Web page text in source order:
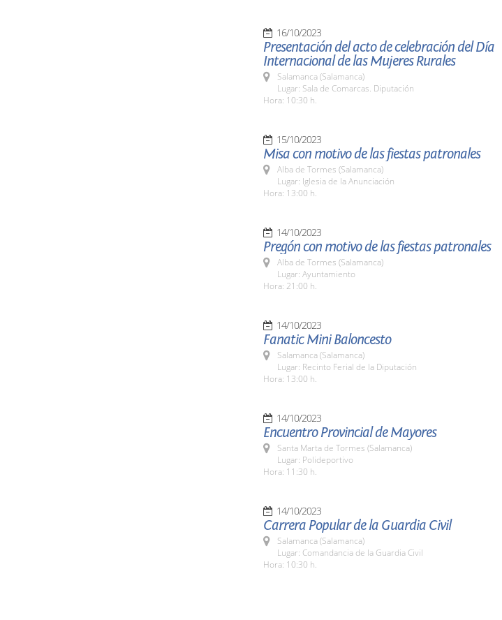
16/10/2023
Presentación del acto de celebración del Día
Internacional de las Mujeres Rurales
Salamanca (Salamanca)
Lugar: Sala de Comarcas. Diputación
Hora: 10:30 h.
15/10/2023
Misa con motivo de las fiestas patronales
Alba de Tormes (Salamanca)
Lugar: Iglesia de la Anunciación
Hora: 13:00 h.
14/10/2023
Pregón con motivo de las fiestas patronales
Alba de Tormes (Salamanca)
Lugar: Ayuntamiento
Hora: 21:00 h.
14/10/2023
Fanatic Mini Baloncesto
Salamanca (Salamanca)
Lugar: Recinto Ferial de la Diputación
Hora: 13:00 h.
14/10/2023
Encuentro Provincial de Mayores
Santa Marta de Tormes (Salamanca)
Lugar: Polideportivo
Hora: 11:30 h.
14/10/2023
Carrera Popular de la Guardia Civil
Salamanca (Salamanca)
Lugar: Comandancia de la Guardia Civil
Hora: 10:30 h.